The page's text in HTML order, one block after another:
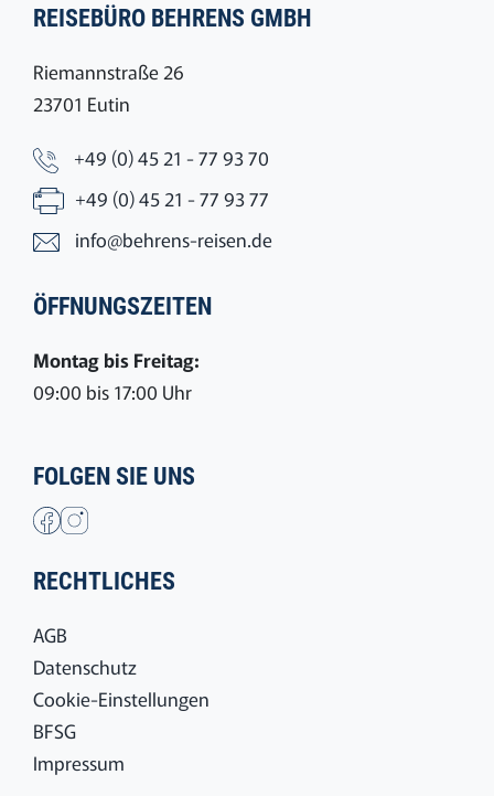
REISEBÜRO BEHRENS GMBH
Riemannstraße 26
23701 Eutin
+49 (0) 45 21 - 77 93 70
+49 (0) 45 21 - 77 93 77
info@behrens-reisen.de
ÖFFNUNGSZEITEN
Montag bis Freitag:
09:00 bis 17:00 Uhr
FOLGEN SIE UNS
RECHTLICHES
AGB
Datenschutz
Cookie-Einstellungen
BFSG
Impressum